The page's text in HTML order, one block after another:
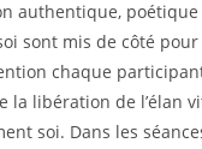
authentique,
sont mis de côté
chaque
la libération de l’élan
soi. Dans les